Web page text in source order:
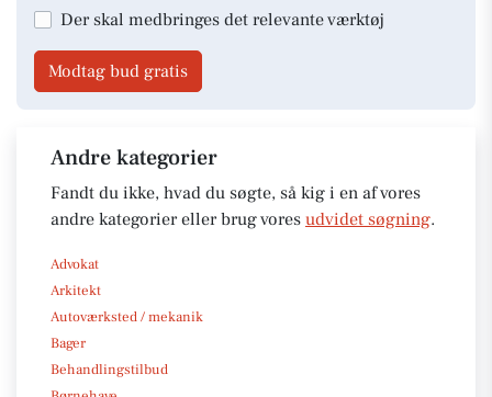
Der skal medbringes det relevante værktøj
Modtag bud gratis
Andre kategorier
Fandt du ikke, hvad du søgte, så kig i en af vores
andre kategorier eller brug vores udvidet søgning.
Advokat
Arkitekt
Autoværksted / mekanik
Bager
Behandlingstilbud